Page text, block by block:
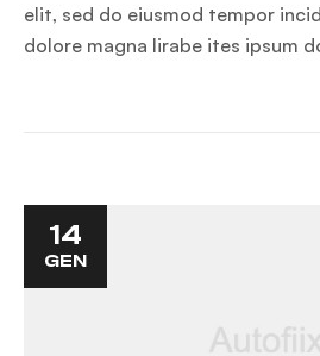
elit, sed do eiusmod tempor
dolore magna lirabe ites ipsum
14
GEN